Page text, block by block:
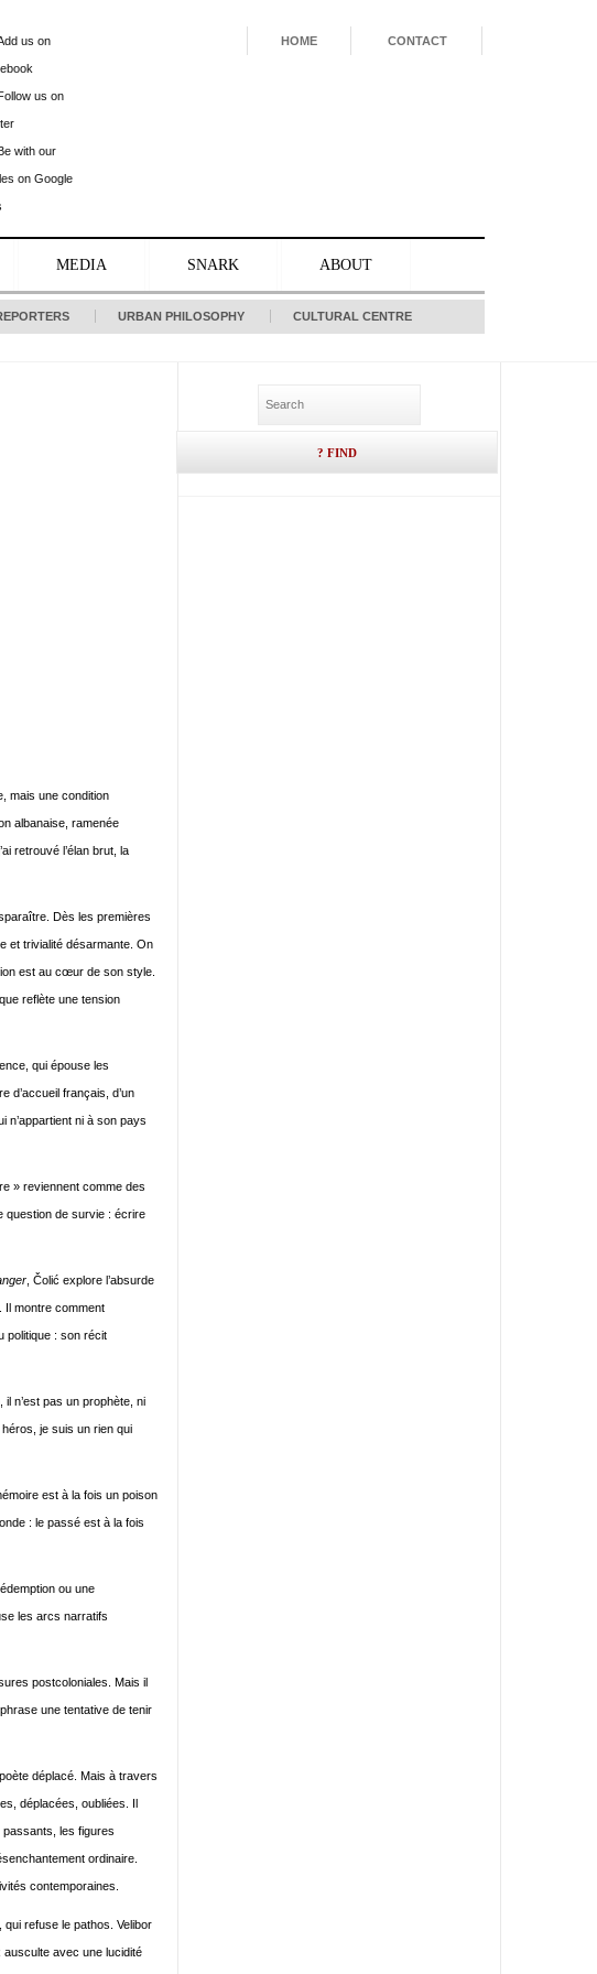
HOME CONTACT
MEDIA SNARK ABOUT
URBAN PHILOSOPHY CULTURAL CENTRE
mais une condition
albanaise, ramenée
retrouvé l’élan brut, la
Dès les premières
et trivialité désarmante. On
est au cœur de son style.
reflète une tension
qui épouse les
d’accueil français, d’un
n’appartient ni à son pays
» reviennent comme des
question de survie : écrire
, Čolić explore l’absurde
Il montre comment
politique : son récit
n’est pas un prophète, ni
je suis un rien qui
est à la fois un poison
: le passé est à la fois
ou une
les arcs narratifs
postcoloniales. Mais il
une tentative de tenir
déplacé. Mais à travers
déplacées, oubliées. Il
les figures
ordinaire.
contemporaines.
refuse le pathos. Velibor
ausculte avec une lucidité